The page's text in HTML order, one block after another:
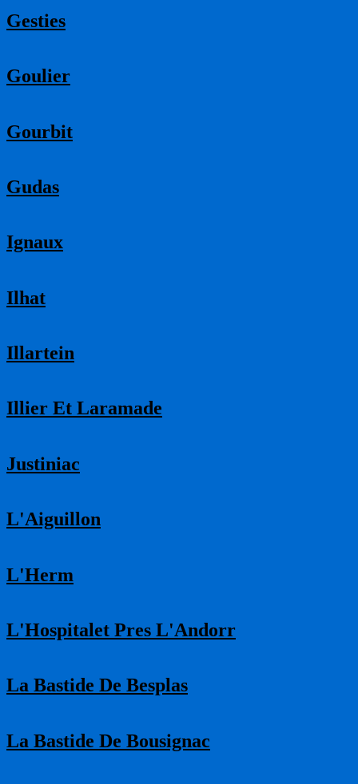
Gesties
Goulier
Gourbit
Gudas
Ignaux
Ilhat
Illartein
Illier Et Laramade
Justiniac
L'Aiguillon
L'Herm
L'Hospitalet Pres L'Andorr
La Bastide De Besplas
La Bastide De Bousignac